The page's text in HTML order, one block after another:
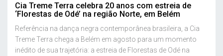
Cia Treme Terra celebra 20 anos com estreia de
‘Florestas de Odé’ na região Norte, em Belém
Referência na dança negra contemporânea brasileira, a Cia
Treme Terra chega a Belém em agosto para um momento
inédito de sua trajetória: a estreia de Florestas de Odé na